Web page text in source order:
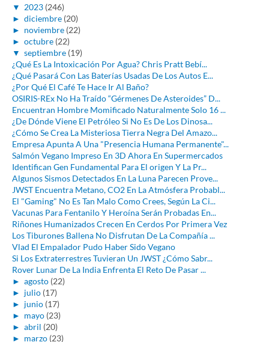
▼ 2023 (246)
► diciembre (20)
► noviembre (22)
► octubre (22)
▼ septiembre (19)
¿Qué Es La Intoxicación Por Agua? Chris Pratt Bebí...
¿Qué Pasará Con Las Baterías Usadas De Los Autos E...
¿Por Qué El Café Te Hace Ir Al Baño?
OSIRIS-REx No Ha Traído “Gérmenes De Asteroides” D...
Encuentran Hombre Momificado Naturalmente Solo 16 ...
¿De Dónde Viene El Petróleo Si No Es De Los Dinosa...
¿Cómo Se Crea La Misteriosa Tierra Negra Del Amazo...
Empresa Apunta A Una "Presencia Humana Permanente"...
Salmón Vegano Impreso En 3D Ahora En Supermercados
Identifican Gen Fundamental Para El origen Y La Pr...
Algunos Sismos Detectados En La Luna Parecen Prove...
JWST Encuentra Metano, CO2 En La Atmósfera Probabl...
El "Gaming" No Es Tan Malo Como Crees, Según La Ci...
Vacunas Para Fentanilo Y Heroína Serán Probadas En...
Riñones Humanizados Crecen En Cerdos Por Primera Vez
Los Tiburones Ballena No Disfrutan De La Compañía ...
Vlad El Empalador Pudo Haber Sido Vegano
Si Los Extraterrestres Tuvieran Un JWST ¿Cómo Sabr...
Rover Lunar De La India Enfrenta El Reto De Pasar ...
► agosto (22)
► julio (17)
► junio (17)
► mayo (23)
► abril (20)
► marzo (23)